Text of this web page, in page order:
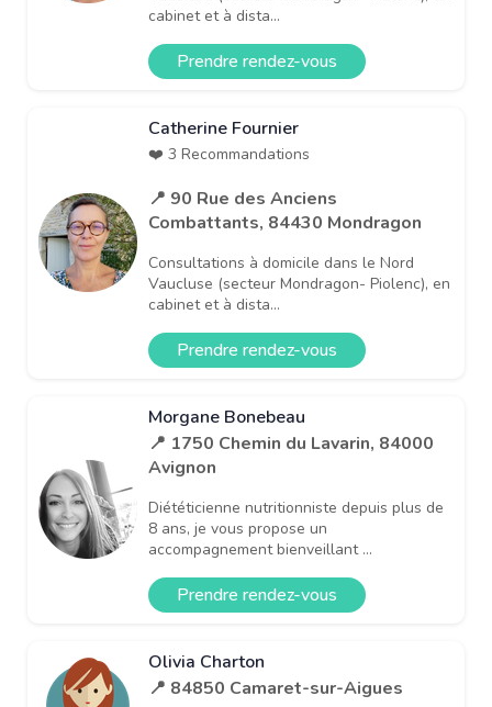
cabinet et à dista...
Prendre rendez-vous
Catherine Fournier
❤️ 3 Recommandations
📍 90 Rue des Anciens
Combattants, 84430 Mondragon
Consultations à domicile dans le Nord
Vaucluse (secteur Mondragon- Piolenc), en
cabinet et à dista...
Prendre rendez-vous
Morgane Bonebeau
📍 1750 Chemin du Lavarin, 84000
Avignon
Diététicienne nutritionniste depuis plus de
8 ans, je vous propose un
accompagnement bienveillant ...
Prendre rendez-vous
Olivia Charton
📍 84850 Camaret-sur-Aigues